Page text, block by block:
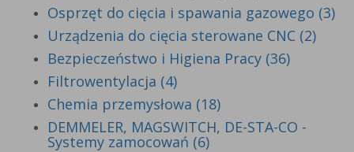
Osprzęt do cięcia i spawania gazowego (3)
Urządzenia do cięcia sterowane CNC (2)
Bezpieczeństwo i Higiena Pracy (36)
Filtrowentylacja (4)
Chemia przemysłowa (18)
DEMMELER, MAGSWITCH, DE-STA-CO -
Systemy zamocowań (6)